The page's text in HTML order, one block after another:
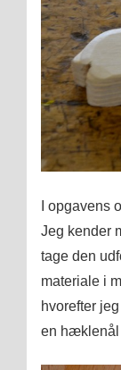
I opgavens
Jeg kender
tage den
materiale i
hvorefter
en hæklenål